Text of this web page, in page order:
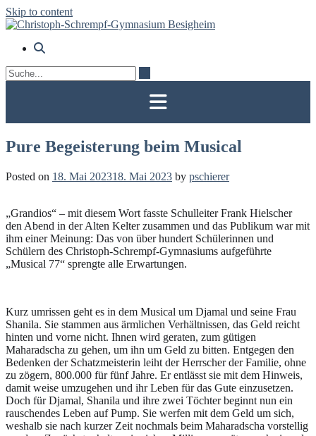
Skip to content
Pure Begeisterung beim Musical
Posted on 18. Mai 202318. Mai 2023 by pschierer
„Grandios“ – mit diesem Wort fasste Schulleiter Frank Hielscher
den Abend in der Alten Kelter zusammen und das Publikum war mit
ihm einer Meinung: Das von über hundert Schülerinnen und
Schülern des Christoph-Schrempf-Gymnasiums aufgeführte
„Musical 77“ sprengte alle Erwartungen.
Kurz umrissen geht es in dem Musical um Djamal und seine Frau
Shanila. Sie stammen aus ärmlichen Verhältnissen, das Geld reicht
hinten und vorne nicht. Ihnen wird geraten, zum gütigen
Maharadscha zu gehen, um ihn um Geld zu bitten. Entgegen den
Bedenken der Schatzmeisterin leiht der Herrscher der Familie, ohne
zu zögern, 800.000 für fünf Jahre. Er entlässt sie mit dem Hinweis,
damit weise umzugehen und ihr Leben für das Gute einzusetzen.
Doch für Djamal, Shanila und ihre zwei Töchter beginnt nun ein
rauschendes Leben auf Pump. Sie werfen mit dem Geld um sich,
weshalb sie nach kurzer Zeit nochmals beim Maharadscha vorstellig